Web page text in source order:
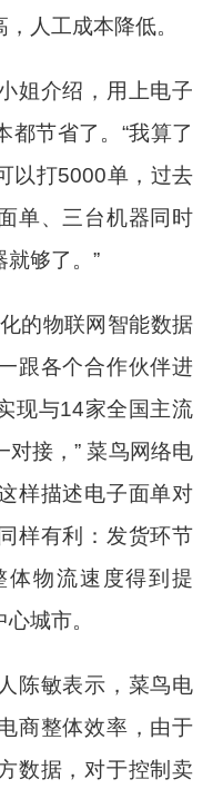
人工成本降低。
姐介绍，用上电子
节省了。 “我算了
以打5000单，过去
单、三台机器同时
够了。 ”
的物联网智能数据
跟各个合作伙伴进
现与14家全国主流
对接，” 菜鸟网络电
样描述电子面单对
样有利：发货环节
体物流速度得到提
城市。
陈敏表示，菜鸟电
商整体效率，由于
数据，对于控制卖